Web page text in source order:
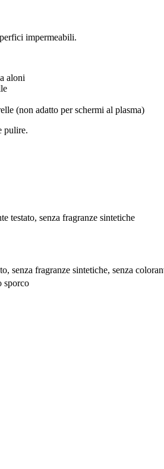
impermeabili.
aloni
(non adatto per schermi al plasma)
pulire.
testato, senza fragranze sintetiche
senza fragranze sintetiche, senza
sporco